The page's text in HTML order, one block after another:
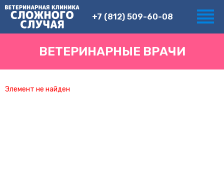
+7 (812) 509-60-08
ВЕТЕРИНАРНЫЕ ВРАЧИ
Элемент не найден